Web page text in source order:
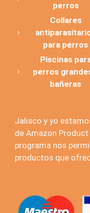
perros
Collares
para perros
Piscinas
perros
bañeras
Jalisco y yo
de Amazon
programa nos
productos que